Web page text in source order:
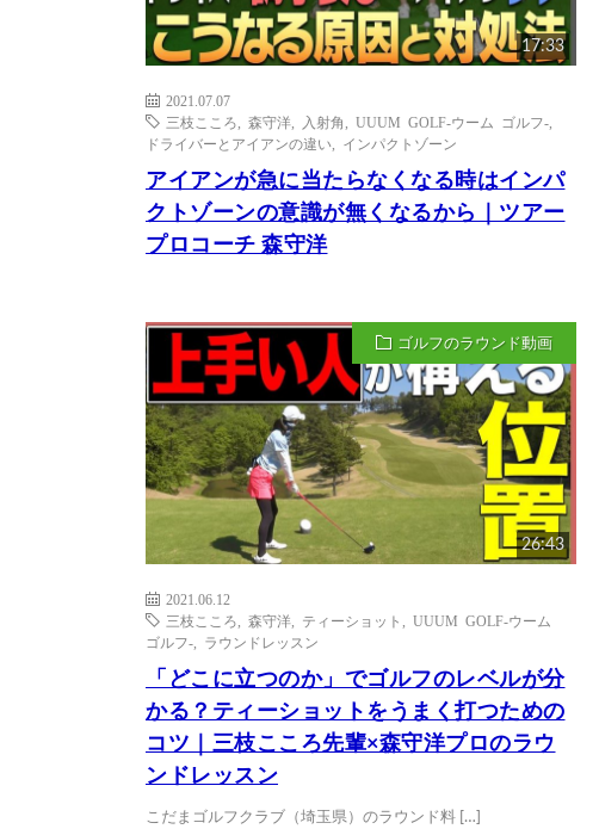
17:33
2021.07.07
三枝こころ
森守洋 入射角 UUUM GOLF-ウーム ゴルフ-
ドライバーとアイアンの違い
インパクトゾーン
アイアンが急に当たらなくなる時はインパ
クトゾーンの意識が無くなるから｜ツアー
プロコーチ 森守洋
ゴルフのラウンド動画
26:43
2021.06.12
三枝こころ
森守洋 ティーショット
UUUM GOLF-ウーム
ゴルフ-
ラウンドレッスン
「どこに立つのか」でゴルフのレベルが分
かる？ティーショットをうまく打つための
コツ｜三枝こころ先輩×森守洋プロのラウ
ンドレッスン
こだまゴルフクラブ（埼玉県）のラウンド料 […]